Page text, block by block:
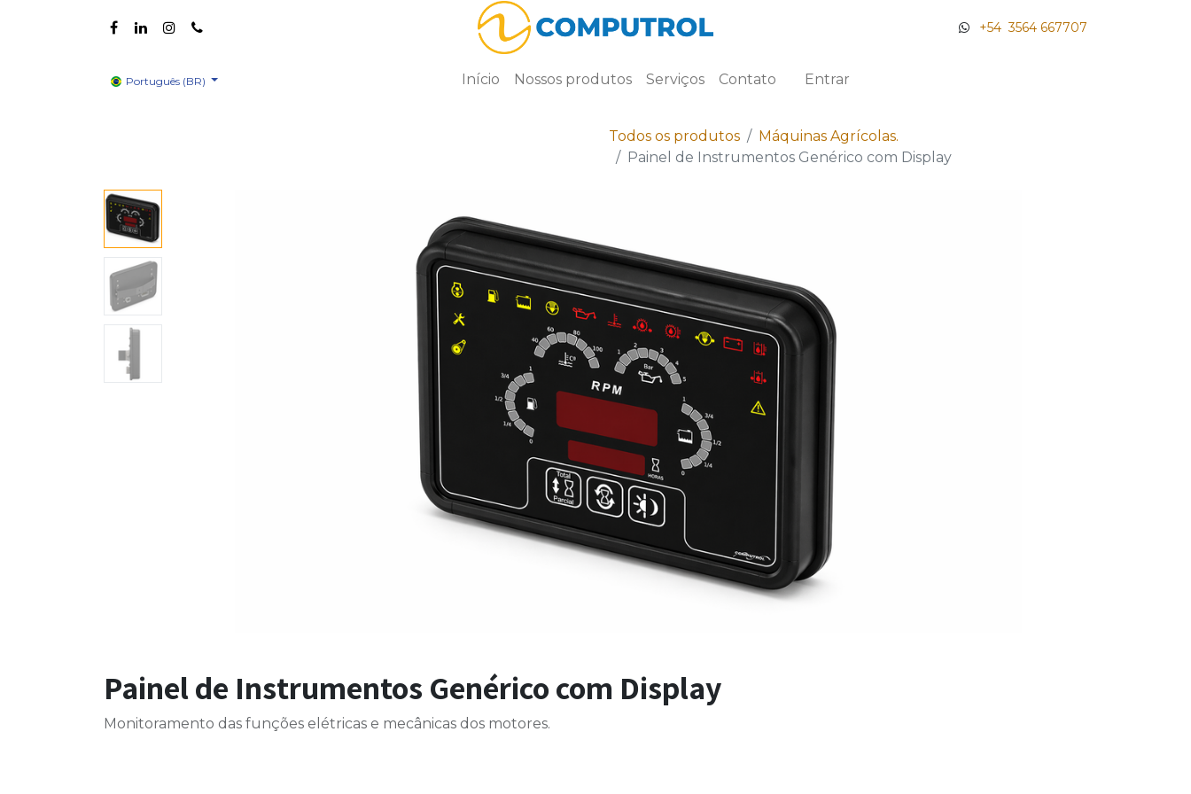
+54 3564 667707
Português (BR) Início Nossos produtos Serviços Contato Entrar
Todos os produtos
Máquinas Agrícolas.
Painel de Instrumentos Genérico com Display
Painel de Instrumentos Genérico com Display
Monitoramento das funções elétricas e mecânicas dos motores.